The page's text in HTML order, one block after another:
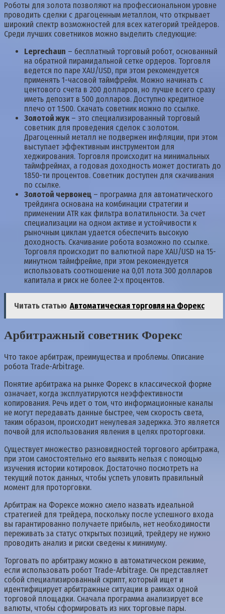
Роботы для золота позволяют на профессиональном уровне
проводить сделки с драгоценным металлом, что открывает
широкий спектр возможностей для всех категорий трейдеров.
Среди лучших советников можно выделить следующие:
Leprechaun – бесплатный торговый робот, основанный
на обратной пирамидальной сетке ордеров. Торговля
ведется по паре XAU/USD, при этом рекомендуется
применять 1-часовой таймфрейм. Можно начинать с
центового счета в 200 долларов, но лучше всего сразу
иметь депозит в 500 долларов. Доступно кредитное
плечо от 1:500. Скачать советник можно по ссылке.
Золотой жук – это специализированный торговый
советник для проведения сделок с золотом.
Драгоценный металл не подвержен инфляции, при этом
выступает эффективным инструментом для
хеджирования. Торговля происходит на минимальных
таймфреймах, а годовая доходность может достигать до
1850-ти процентов. Советник доступен для скачивания
по ссылке.
Золотой червонец – программа для автоматического
трейдинга основана на комбинации стратегии и
применении ATR как фильтра волатильности. За счет
специализации на одном активе и устойчивости к
рыночным циклам удается обеспечить высокую
доходность. Скачивание робота возможно по ссылке.
Торговля происходит по валютной паре XAU/USD на 15-
минутном таймфрейме, при этом рекомендуется
использовать соотношение на 0,01 лота 300 долларов
капитала и риск не более 2-х процентов.
Читать статью Автоматическая торговля на Форекс
Арбитражный советник Форекс
Что такое арбитраж, преимущества и проблемы. Описание
робота Trade-Arbitrage.
Понятие арбитража на рынке Форекс в классической форме
означает, когда эксплуатируются неэффективности
копирования. Речь идет о том, что информационные каналы
не могут передавать данные быстрее, чем скорость света,
таким образом, происходит ненулевая задержка. Это является
почвой для использования явления в целях проторговки.
Существует множество разновидностей торгового арбитража,
при этом самостоятельно его выявить нельзя с помощью
изучения истории котировок. Достаточно посмотреть на
текущий поток данных, чтобы успеть уловить правильный
момент для проторговки.
Арбитраж на Форексе можно смело назвать идеальной
стратегией для трейдера, поскольку после успешного входа
вы гарантированно получаете прибыль, нет необходимости
переживать за статус открытых позиций, трейдеру не нужно
проводить анализ и риски сведены к минимуму.
Торговать по арбитражу можно в автоматическом режиме,
если использовать робот Trade-Arbitrage. Он представляет
собой специализированный скрипт, который ищет и
идентифицирует арбитражные ситуации в рамках одной
торговой площадки. Сначала программа анализирует все
валюты, чтобы сформировать из них торговые пары.